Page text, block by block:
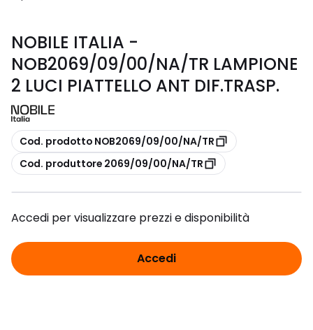
NOBILE ITALIA -
NOB2069/09/00/NA/TR LAMPIONE
2 LUCI PIATTELLO ANT DIF.TRASP.
copia
Cod. prodotto NOB2069/09/00/NA/TR
copia
Cod. produttore 2069/09/00/NA/TR
Accedi per visualizzare prezzi e disponibilità
Accedi